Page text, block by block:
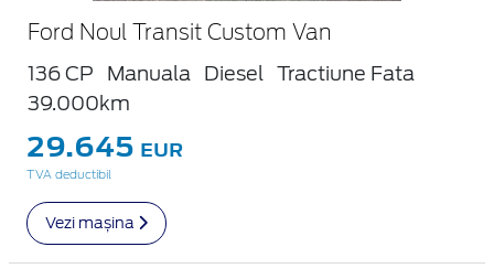
Ford Noul Transit Custom Van
136 CP Manuala Diesel
Tractiune Fata
39.000km
29.645 EUR
TVA deductibil
Vezi mașina